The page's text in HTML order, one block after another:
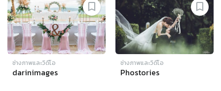
ช่างภาพและวิดีโอ
darinimages
ช่างภาพและวิดีโอ
Phostories